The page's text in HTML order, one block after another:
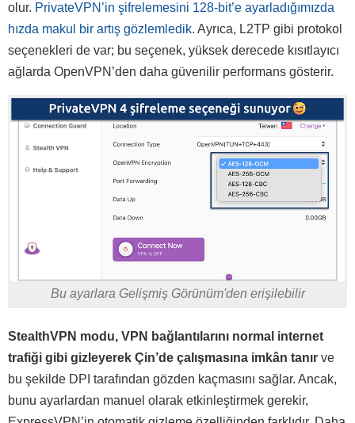
olur. PrivateVPN’in şifrelemesini 128-bit’e ayarladığımızda
hızda makul bir artış gözlemledik. Ayrıca, L2TP gibi protokol
seçenekleri de var; bu seçenek, yüksek derecede kısıtlayıcı
ağlarda OpenVPN’den daha güvenilir performans gösterir.
Bu ayarlara Gelişmiş Görünüm'den erişilebilir
StealthVPN modu, VPN bağlantılarını normal internet
trafiği gibi gizleyerek Çin’de çalışmasına imkân tanır ve
bu şekilde DPI tarafından gözden kaçmasını sağlar. Ancak,
bunu ayarlardan manuel olarak etkinleştirmek gerekir,